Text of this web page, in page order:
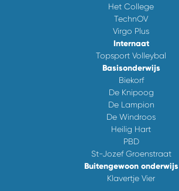
Het College
TechnOV
Virgo Plus
Internaat
Topsport Volleybal
Basisonderwijs
Biekorf
De Knipoog
De Lampion
De Windroos
Heilig Hart
PBD
St-Jozef Groenstraat
Buitengewoon onderwijs
Klavertje Vier